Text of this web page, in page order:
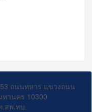
ถนนทหาร แขวงถนน
านคร 10300
.สพ.ทบ.